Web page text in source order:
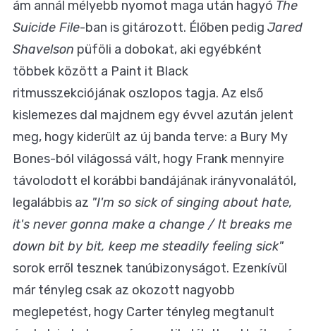
ám annál mélyebb nyomot maga után hagyó The
Suicide File-ban is gitározott. Élőben pedig Jared
Shavelson püföli a dobokat, aki egyébként
többek között a Paint it Black
ritmusszekciójának oszlopos tagja. Az első
kislemezes dal majdnem egy évvel azután jelent
meg, hogy kiderült az új banda terve: a Bury My
Bones-ból világossá vált, hogy Frank mennyire
távolodott el korábbi bandájának irányvonalától,
legalábbis az "I'm so sick of singing about hate,
it's never gonna make a change / It breaks me
down bit by bit, keep me steadily feeling sick"
sorok erről tesznek tanúbizonyságot. Ezenkívül
már tényleg csak az okozott nagyobb
meglepetést, hogy Carter tényleg megtanult